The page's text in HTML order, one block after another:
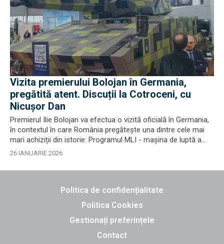
Vizita premierului Bolojan în Germania,
pregătită atent. Discuții la Cotroceni, cu
Nicușor Dan
Premierul Ilie Bolojan va efectua o vizită oficială în Germania,
în contextul în care România pregătește una dintre cele mai
mari achiziții din istorie: Programul MLI - mașina de luptă a...
26 IANUARIE 2026
Politica de confidențialitate
Politica Cookies
Gestionați preferințele
Contact